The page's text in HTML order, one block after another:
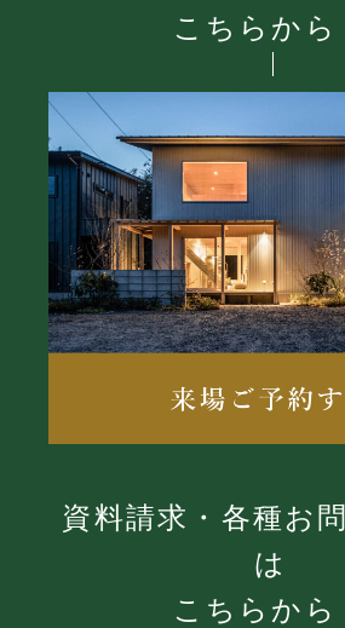
こちらから
資料請求・各種お
は
こちらから